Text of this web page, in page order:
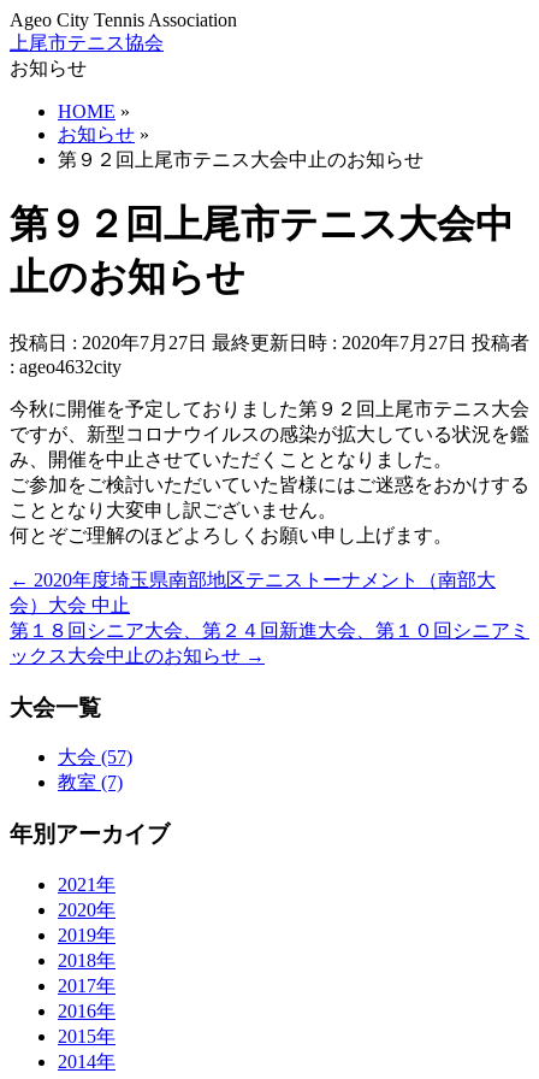
Ageo City Tennis Association
上尾市テニス協会
お知らせ
HOME »
お知らせ »
第９２回上尾市テニス大会中止のお知らせ
第９２回上尾市テニス大会中
止のお知らせ
投稿日 : 2020年7月27日 最終更新日時 : 2020年7月27日 投稿者
: ageo4632city
今秋に開催を予定しておりました第９２回上尾市テニス大会
ですが、新型コロナウイルスの感染が拡大している状況を鑑
み、開催を中止させていただくこととなりました。
ご参加をご検討いただいていた皆様にはご迷惑をおかけする
こととなり大変申し訳ございません。
何とぞご理解のほどよろしくお願い申し上げます。
← 2020年度埼玉県南部地区テニストーナメント（南部大
会）大会 中止
第１８回シニア大会、第２４回新進大会、第１０回シニアミ
ックス大会中止のお知らせ →
大会一覧
大会 (57)
教室 (7)
年別アーカイブ
2021年
2020年
2019年
2018年
2017年
2016年
2015年
2014年